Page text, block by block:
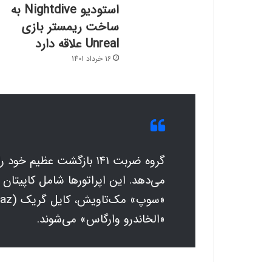
استودیو Nightdive به
ساخت ریمستر بازی
Unreal علاقه دارد
16 خرداد 1401
گروه ضربت ۱۴۱ بازگشت
«الخاندرو وارگاس» می‌شوند.